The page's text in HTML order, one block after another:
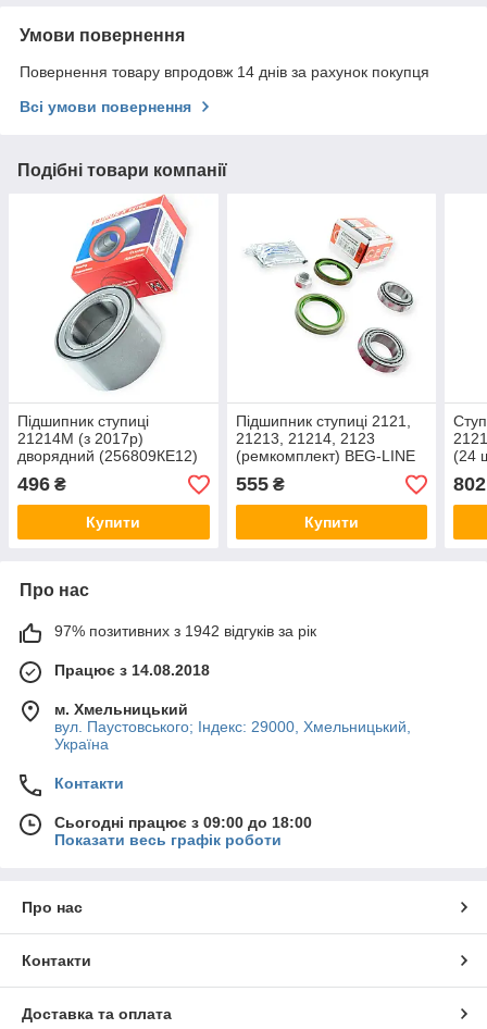
Умови повернення
Повернення товару впродовж 14 днів за рахунок покупця
Всі умови повернення
Подібні товари компанії
Підшипник ступиці
21214М (з 2017р)
дворядний (256809КЕ12)
EuroEx
496 ₴
Купити
Підшипник ступиці 2121,
21213, 21214, 2123
(ремкомплект) BEG-LINE
555₴
Купити
(24
802
Про нас
97% позитивних з 1942 відгуків за рік
Працює з 14.08.2018
м. Хмельницький
вул. Паустовського; Індекс: 29000, Хмельницький,
Україна
Контакти
Сьогодні працює з 09:00 до 18:00
Показати весь графік роботи
Про нас
Контакти
Доставка та оплата